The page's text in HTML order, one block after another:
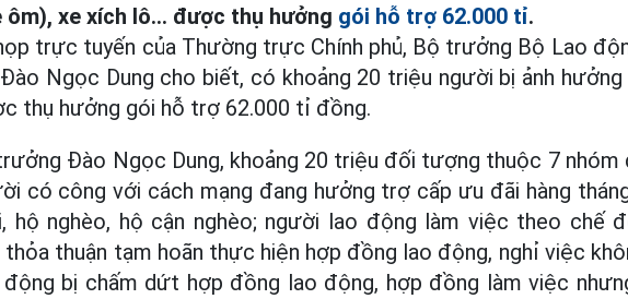
ôm), xe xích lô... được thụ hưởng gói hỗ trợ 62.000 tỉ.
trực tuyến của Thường trực Chính phủ, Bộ trưởng Bộ Lao
Ngọc Dung cho biết, có khoảng 20 triệu người bị ảnh hưởng
thụ hưởng gói hỗ trợ 62.000 tỉ đồng.
Đào Ngọc Dung, khoảng 20 triệu đối tượng thuộc 7
có công với cách mạng đang hưởng trợ cấp ưu đãi hàng
hộ nghèo, hộ cận nghèo; người lao động làm việc theo chế
thỏa thuận tạm hoãn thực hiện hợp đồng lao động, nghỉ việc
bị chấm dứt hợp đồng lao động, hợp đồng làm việc